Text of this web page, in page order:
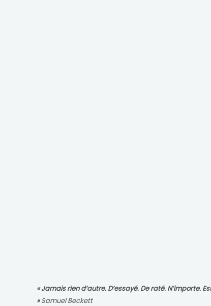
« Jamais rien d’autre. D’essayé. De raté. N’importe.
» Samuel Beckett